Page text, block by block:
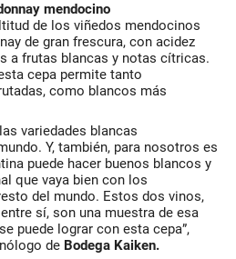
mendocino
de los viñedos mendocinos
de gran frescura, con acidez
a frutas blancas y notas cítricas.
cepa permite tanto
como blancos más
variedades blancas
Y, también, para nosotros es
puede hacer buenos blancos y
que vaya bien con los
del mundo. Estos dos vinos,
sí, son una muestra de esa
puede lograr con esta cepa”,
de Bodega Kaiken.